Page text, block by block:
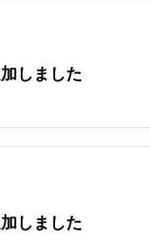
しました
しました